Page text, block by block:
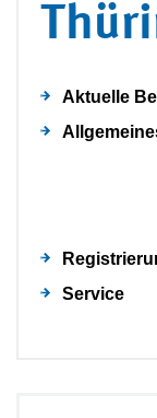
Aktuelle
Service